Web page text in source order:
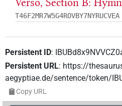
Verso, Section B:
T46F2MR7W5G4ROVBY7NYRUCVEA
Persistent ID:
Persistent URL: https://
aegyptiae.de/sentence/token/
Copy URL